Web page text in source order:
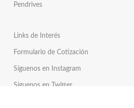
Pendrives
Links de Interés
Formulario de Cotización
Síguenos en Instagram
Síguenos en Twitter